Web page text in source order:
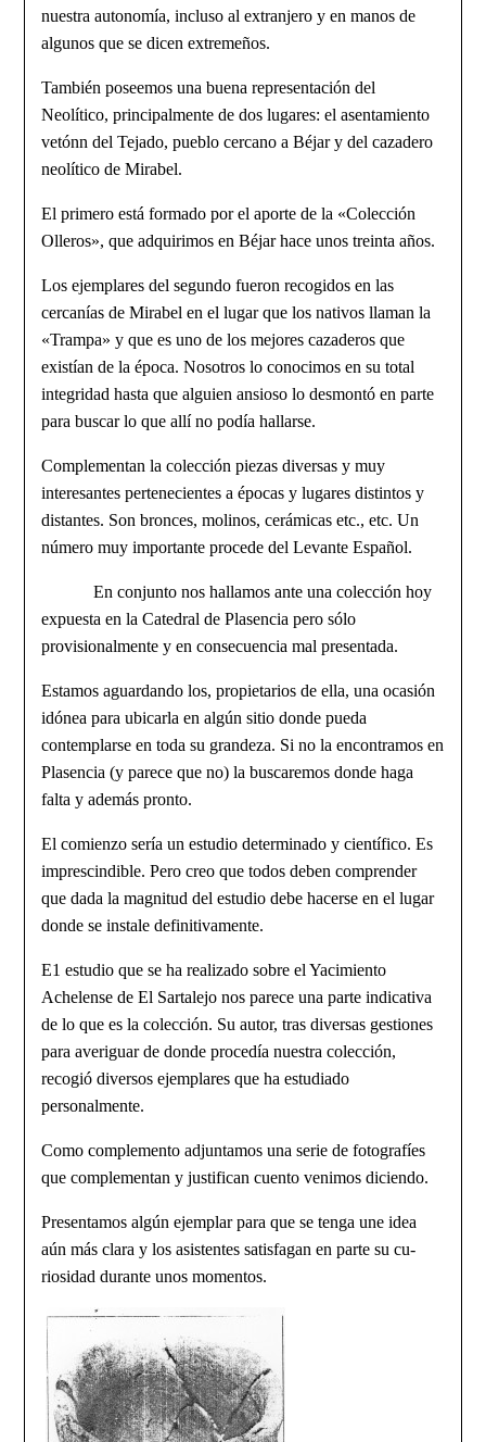
nuestra autonomía, inclu­so al extranjero y en manos de
algunos que se dicen extremeños.
También poseemos una buena representación del
Neolítico, principal­mente de dos lugares: el asentamiento
vetónn del Tejado, pueblo cercano a Béjar y del cazadero
neolítico de Mirabel.
El primero está formado por el aporte de la «Colección
Olleros», que adquirimos en Béjar hace unos treinta años.
Los ejemplares del segundo fueron recogidos en las
cercanías de Mirabel en el lugar que los nativos llaman la
«Trampa» y que es uno de los mejores caza­deros que
existían de la época. Nosotros lo conocimos en su total
integridad hasta que alguien ansioso lo desmontó en parte
para buscar lo que allí no podía hallarse.
Complementan la colección piezas diversas y muy
interesantes pertene­cientes a épocas y lugares distintos y
distantes. Son bronces, molinos, cerámi­cas etc., etc. Un
número muy importante procede del Levante Español.
En conjunto nos hallamos ante una colección hoy
expuesta en la Catedral de Plasencia pero sólo
provisionalmente y en consecuencia mal presentada.
Estamos aguardando los, propietarios de ella, una ocasión
idónea para ubi­carla en algún sitio donde pueda
contemplarse en toda su grandeza. Si no la encontramos en
Plasencia (y parece que no) la buscaremos donde haga
falta y además pronto.
El comienzo sería un estudio determinado y científico. Es
imprescindible. Pero creo que todos deben comprender
que dada la magnitud del estudio debe hacerse en el lugar
donde se instale definitivamente.
E1 estudio que se ha realizado sobre el Yacimiento
Achelense de El Sar­talejo nos parece una parte indicativa
de lo que es la colección. Su autor, tras diversas gestiones
para averiguar de donde procedía nuestra colección,
recogió diversos ejemplares que ha estudiado
personalmente.
Como complemento adjuntamos una serie de fotografíes
que complementan y justifican cuento venimos diciendo.
Presentamos algún ejemplar para que se tenga une idea
aún más clara y los asistentes satisfagan en parte su cu­
riosidad durante unos momentos.